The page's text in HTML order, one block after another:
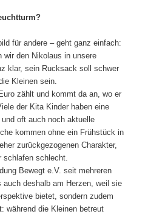
für andere – geht ganz einfach:
den Nikolaus in unsere
klar, sein Rucksack soll schwer
Kleinen sein.
zählt und kommt da an, wo er
der Kita Kinder haben eine
oft auch noch aktuelle
kommen ohne ein Frühstück in
zurückgezogenen Charakter,
schlafen schlecht.
Bewegt e.V. seit mehreren
deshalb am Herzen, weil sie
bietet, sondern zudem
während die Kleinen betreut